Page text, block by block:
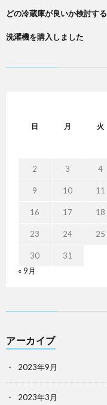
どの冷蔵庫が良いか検討する
洗濯機を購入しました
日 月 火
2 3 4
9 10 11
16 17 18
23 24 25
30
31
« 9月
アーカイブ
2023年9月
2023年3月